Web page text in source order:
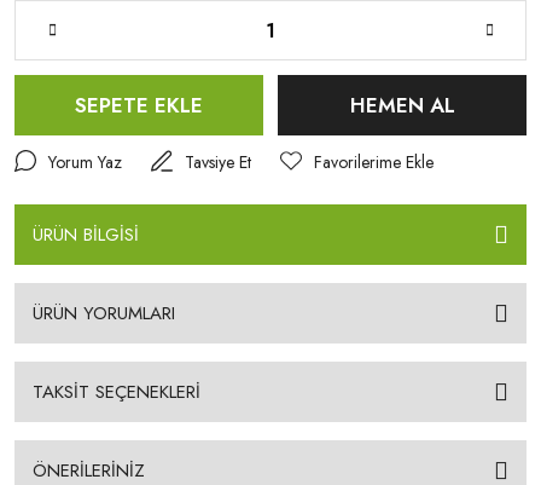
SEPETE EKLE HEMEN AL
Yorum Yaz Tavsiye Et
ÜRÜN BİLGİSİ
ÜRÜN YORUMLARI
TAKSİT SEÇENEKLERİ
ÖNERİLERİNİZ